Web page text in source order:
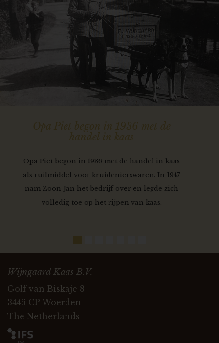
Opa Piet begon in 1936 met de
handel in kaas
Opa Piet begon in 1936 met de handel in kaas
als ruilmiddel voor kruidenierswaren. In 1947
nam Zoon Jan het bedrijf over en legde zich
volledig toe op het rijpen van kaas.
Wijngaard Kaas B.V.
Golf van Biskaje 8
3446 CP Woerden
The Netherlands